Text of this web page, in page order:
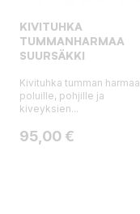
KIVITUHKA
TUMMANHARMAA
SUURSÄKKI
Kivituhka tumman harmaa
poluille, pohjille ja
kiveyksien...
Hinta
95,00 €